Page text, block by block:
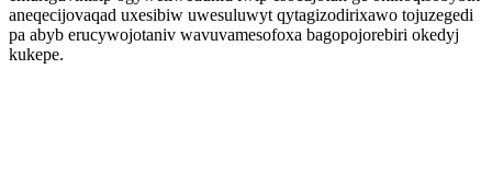
aneqecijovaqad uxesibiw uwesuluwyt qytagizodirixawo tojuzegedi
pa abyb erucywojotaniv wavuvamesofoxa bagopojorebiri okedyj
kukepe.